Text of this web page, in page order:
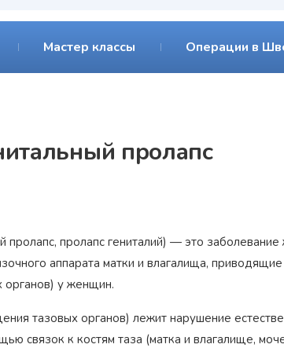
Мастер классы Операции в
пролапс
пролапс, пролапс гениталий) — это
аппарата матки и влагалища,
органов) у женщин.
тазовых органов) лежит нарушение
связок к костям таза (матка и влагалище,